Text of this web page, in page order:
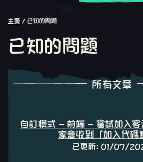
主頁 已知的問題
已知的問題
所有文章
自訂模式 - 前端 - 嘗試加入客
家會收到「加入代碼
已更新: 01/07/